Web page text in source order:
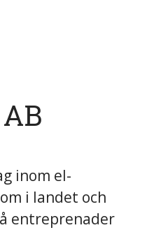
inom el-
i landet och
entreprenader